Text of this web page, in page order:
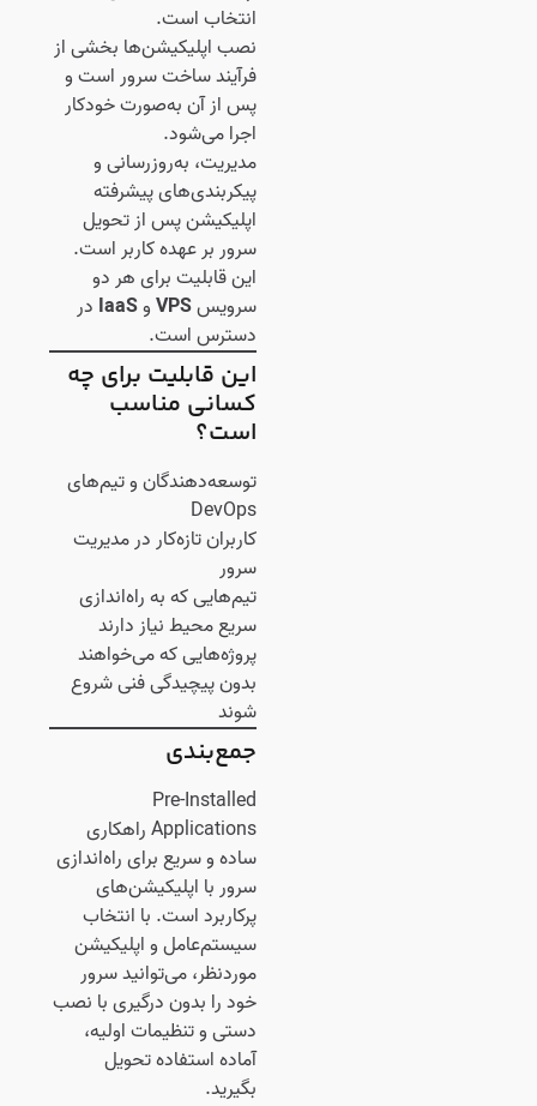
انتخاب است.
نصب اپلیکیشن‌ها بخشی از
فرآیند ساخت سرور است و
پس از آن به‌صورت خودکار
اجرا می‌شود.
مدیریت، به‌روزرسانی و
پیکربندی‌های پیشرفته
اپلیکیشن پس از تحویل
سرور بر عهده کاربر است.
این قابلیت برای هر دو
سرویسVPSوIaaS در
دسترس است.
این قابلیت برای چه
کسانی مناسب
است؟
توسعه‌دهندگان و تیم‌های
DevOps
کاربران تازه‌کار در مدیریت
سرور
تیم‌هایی که به راه‌اندازی
سریع محیط نیاز دارند
پروژه‌هایی که می‌خواهند
بدون پیچیدگی فنی شروع
شوند
جمع‌بندی
Pre-Installed
Applications راهکاری
ساده و سریع برای راه‌اندازی
سرور با اپلیکیشن‌های
پرکاربرد است. با انتخاب
سیستم‌عامل و اپلیکیشن
موردنظر، می‌توانید سرور
خود را بدون درگیری با نصب
دستی و تنظیمات اولیه،
آماده استفاده تحویل
بگیرید.